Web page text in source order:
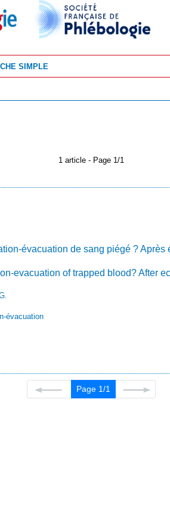
1 article - Page 1/1
évacuation de sang piégé ? Après
evacuation of trapped blood? After
évacuation
Page 1/1